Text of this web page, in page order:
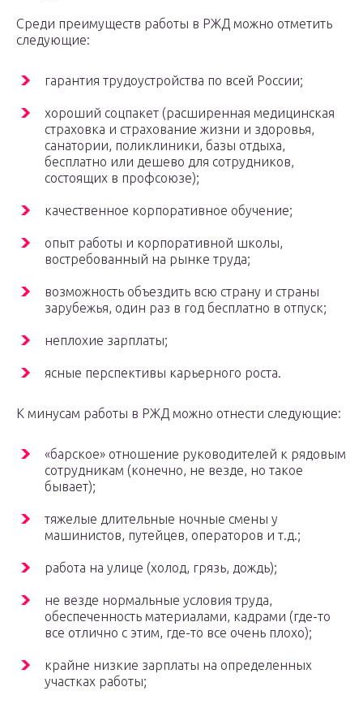
Среди преимуществ работы в РЖД можно отметить
следующие:
гарантия трудоустройства по всей России;
хороший соцпакет (расширенная медицинская
страховка и страхование жизни и здоровья,
санатории, поликлиники, базы отдыха,
бесплатно или дешево для сотрудников,
состоящих в профсоюзе);
качественное корпоративное обучение;
опыт работы и корпоративной школы,
востребованный на рынке труда;
возможность объездить всю страну и страны
зарубежья, один раз в год бесплатно в отпуск;
неплохие зарплаты;
ясные перспективы карьерного роста.
К минусам работы в РЖД можно отнести следующие:
«барское» отношение руководителей к рядовым
сотрудникам (конечно, не везде, но такое
бывает);
тяжелые длительные ночные смены у
машинистов, путейцев, операторов и т.д.;
работа на улице (холод, грязь, дождь);
не везде нормальные условия труда,
обеспеченность материалами, кадрами (где-то
все отлично с этим, где-то все очень плохо);
крайне низкие зарплаты на определенных
участках работы;